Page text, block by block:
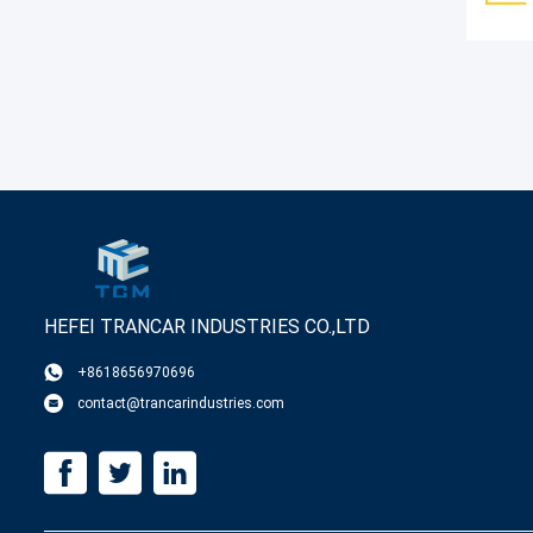
HEFEI TRANCAR INDUSTRIES CO.,LTD
+8618656970696
contact@trancarindustries.com